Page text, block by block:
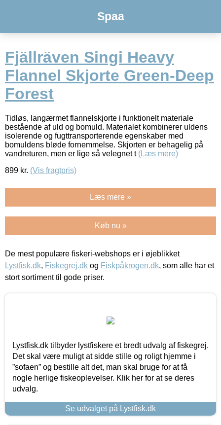
Spaa
Fjällräven Singi Heavy
Flannel Skjorte Green-Deep
Forest
Tidløs, langærmet flannelskjorte i funktionelt materiale
bestående af uld og bomuld. Materialet kombinerer uldens
isolerende og fugttransporterende egenskaber med
bomuldens bløde fornemmelse. Skjorten er behagelig på
vandreturen, men er lige så velegnet t (Læs mere)
899 kr. (Vis fragtpris)
Læs mere »
Køb nu »
De mest populære fiskeri-webshops er i øjeblikket
Lystfisk.dk, Fiskegrej.dk og Fiskpåkrogen.dk, som alle har et
stort sortiment til gode priser.
Lystfisk.dk tilbyder lystfiskere et bredt udvalg af fiskegrej.
Det skal være muligt at sidde stille og roligt hjemme i
”sofaen” og bestille alt det, man skal bruge for at få
nogle herlige fiskeoplevelser. Klik her for at se deres
udvalg.
Se udvalget på Lystfisk.dk